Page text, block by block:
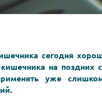
сегодня
на поздних
уже